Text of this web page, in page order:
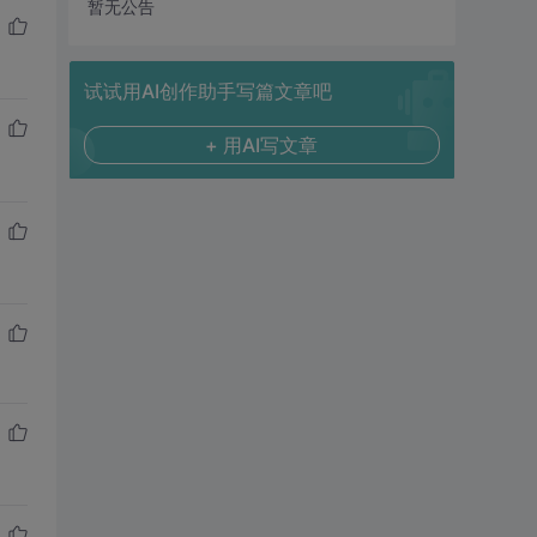
暂无公告
试试用AI创作助手写篇文章吧
+ 用AI写文章